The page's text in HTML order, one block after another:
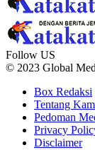
Follow US
© 2023 Global
Box Redaksi
Tentang
Pedoman
Privacy
Disclaimer